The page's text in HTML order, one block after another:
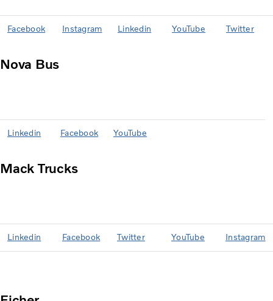
Facebook Instagram Linkedin YouTube Twitter
Nova Bus
Linkedin Facebook YouTube
Mack Trucks
Linkedin Facebook Twitter YouTube Instagram